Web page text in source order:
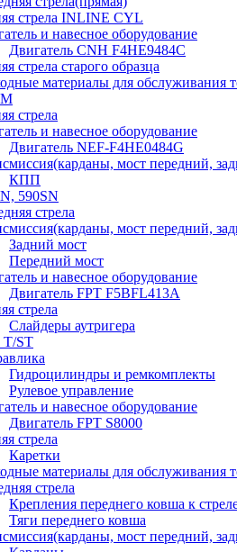
стрела INLINE CYL
и навесное оборудование
Двигатель CNH F4HE9484C
стрела старого образца
материалы для обслуживания
стрела
и навесное оборудование
Двигатель NEF-F4HE0484G
мост передний,
КПП
590SN
стрела
мост передний,
Задний мост
Передний мост
и навесное оборудование
Двигатель FPT F5BFL413A
стрела
Слайдеры аутригера
T/ST
Гидроцилиндры и ремкомплекты
Рулевое управление
и навесное оборудование
Двигатель FPT S8000
стрела
Каретки
материалы для обслуживания
стрела
Крепления переднего ковша к
Тяги переднего ковша
мост передний,